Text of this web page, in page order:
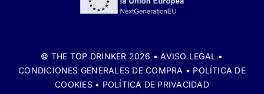
© THE TOP DRINKER 2026 •AVISO LEGAL •
CONDICIONES GENERALES DE COMPRA • POLÍTICA DE
COOKIES• POLÍTICA DE PRIVACIDAD